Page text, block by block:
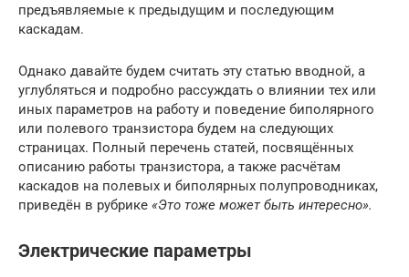
предъявляемые к предыдущим и последующим
каскадам.
Однако давайте будем считать эту статью вводной, а
углубляться и подробно рассуждать о влиянии тех или
иных параметров на работу и поведение биполярного
или полевого транзистора будем на следующих
страницах. Полный перечень статей, посвящённых
описанию работы транзистора, а также расчётам
каскадов на полевых и биполярных полупроводниках,
приведён в рубрике «Это тоже может быть интересно».
Электрические параметры